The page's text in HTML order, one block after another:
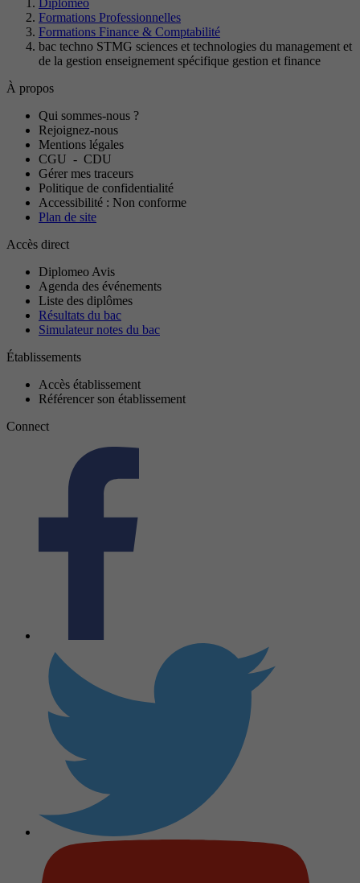
Diplomeo
Formations Professionnelles
Formations Finance & Comptabilité
bac techno STMG sciences et technologies du management et
de la gestion enseignement spécifique gestion et finance
À propos
Qui sommes-nous ?
Rejoignez-nous
Mentions légales
CGU - CDU
Gérer mes traceurs
Politique de confidentialité
Accessibilité : Non conforme
Plan de site
Accès direct
Diplomeo Avis
Agenda des événements
Liste des diplômes
Résultats du bac
Simulateur notes du bac
Établissements
Accès établissement
Référencer son établissement
Connect